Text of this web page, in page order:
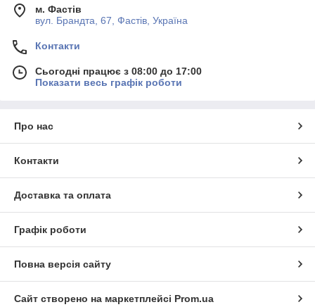
м. Фастів
вул. Брандта, 67, Фастів, Україна
Контакти
Сьогодні працює з 08:00 до 17:00
Показати весь графік роботи
Про нас
Контакти
Доставка та оплата
Графік роботи
Повна версія сайту
Сайт створено на маркетплейсі Prom.ua